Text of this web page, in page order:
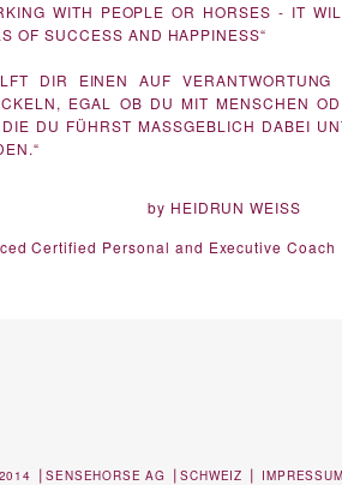
WITH PEOPLE OR HORSES - IT
OF SUCCESS AND HAPPINESS“
DIR EINEN AUF
EGAL OB DU MIT MENSCHEN
DU FÜHRST MASSGEBLICH DABEI
by HEIDRUN WEISS
Certified Personal and Executive
⎪SENSEHORSE AG ⎪SCHWEIZ ⎪